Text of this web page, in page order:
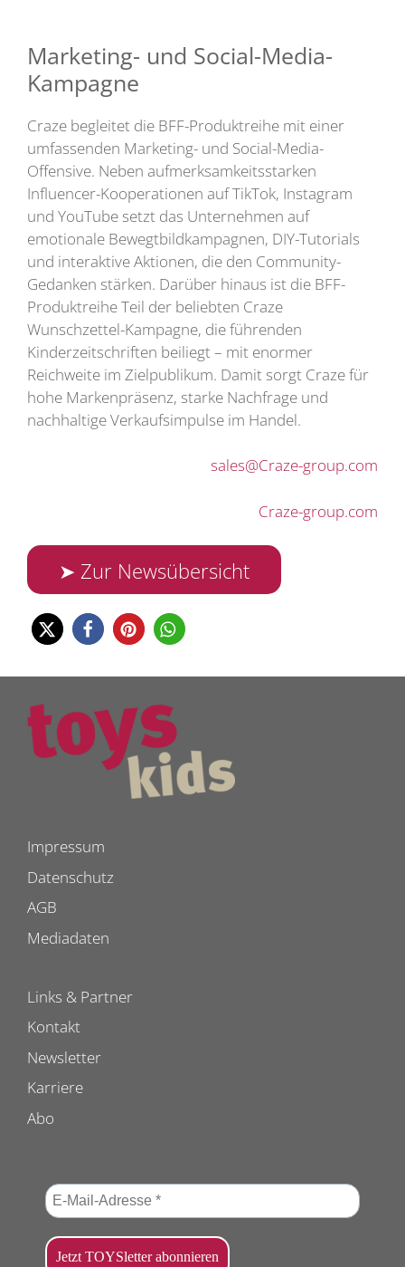
Marketing- und Social-Media-
Kampagne
Craze begleitet die BFF-Produktreihe mit einer
umfassenden Marketing- und Social-Media-
Offensive. Neben aufmerksamkeitsstarken
Influencer-Kooperationen auf TikTok, Instagram
und YouTube setzt das Unternehmen auf
emotionale Bewegtbildkampagnen, DIY-Tutorials
und interaktive Aktionen, die den Community-
Gedanken stärken. Darüber hinaus ist die BFF-
Produktreihe Teil der beliebten Craze
Wunschzettel-Kampagne, die führenden
Kinderzeitschriften beiliegt – mit enormer
Reichweite im Zielpublikum. Damit sorgt Craze für
hohe Markenpräsenz, starke Nachfrage und
nachhaltige Verkaufsimpulse im Handel.
sales@Craze-group.com
Craze-group.com
➤ Zur Newsübersicht
Impressum
Datenschutz
AGB
Mediadaten
Links & Partner
Kontakt
Newsletter
Karriere
Abo